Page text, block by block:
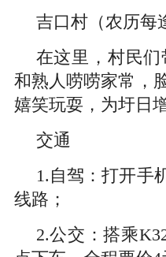
吉口村（农历每
在这里，村民
和熟人唠唠家常，
嬉笑玩耍，为圩日
交通
1.自驾：打开手
线路；
2.公交：搭乘